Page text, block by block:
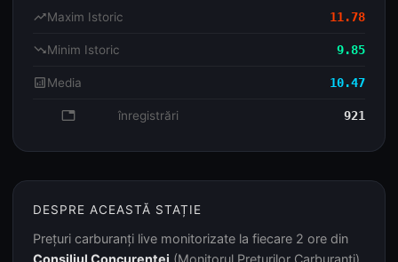
trending_upMaxim Istoric 11.78
trending_downMinim Istoric 9.85
analyticsMedia 10.47
database înregistrări 921
DESPRE ACEASTĂ STAȚIE
Prețuri carburanți live monitorizate la fiecare 2 ore din
Consiliul Concurenței (Monitorul Prețurilor Carburanți).